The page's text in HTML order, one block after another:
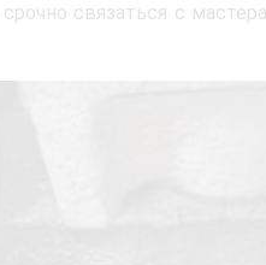
связаться с